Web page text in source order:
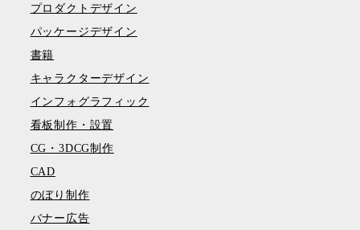
プロダクトデザイン
パッケージデザイン
書籍
キャラクターデザイン
インフォグラフィック
看板制作・設置
CG・3DCG制作
CAD
のぼり制作
バナー広告